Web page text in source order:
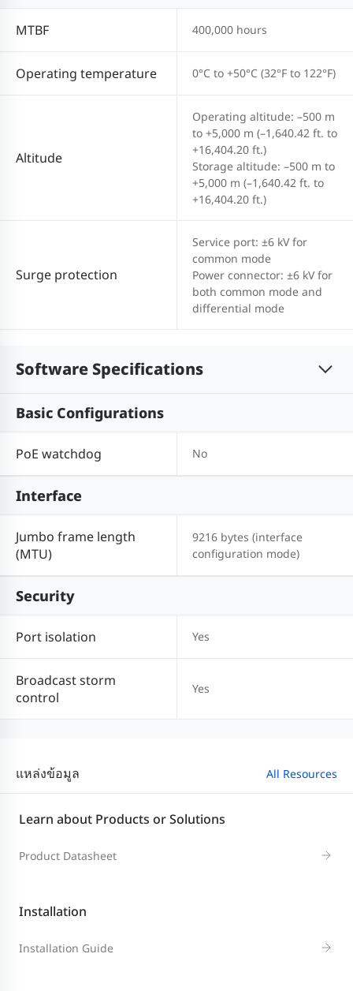
MTBF 400,000 hours
Operating temperature 0°C to +50°C (32°F to 122°F)
Altitude
Operating altitude: –500 m
to +5,000 m (–1,640.42 ft. to
+16,404.20 ft.)
Storage altitude: –500 m to
+5,000 m (–1,640.42 ft. to
+16,404.20 ft.)
Surge protection
Service port: ±6 kV for
common mode
Power connector: ±6 kV for
both common mode and
differential mode
Software Specifications
Basic Configurations
PoE watchdog No
Interface
Jumbo frame length
(MTU)
9216 bytes (interface
configuration mode)
Security
Port isolation Yes
Broadcast storm
control
Yes
แหล่งข้อมูล All Resources
Learn about Products or Solutions
Product Datasheet
Installation
Installation Guide